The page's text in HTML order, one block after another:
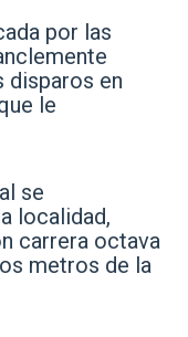
por las
disparos en
le
se
localidad,
carrera octava
metros de la